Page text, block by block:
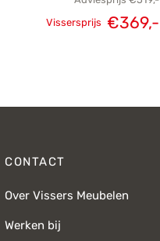
Vissersprijs €369,-
CONTACT
Over Vissers Meubelen
Werken bij